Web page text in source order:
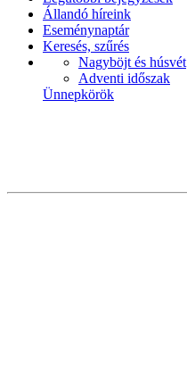
Állandó híreink
Eseménynaptár
Keresés, szűrés
Nagyböjt és húsvét
Adventi időszak
Ünnepkörök